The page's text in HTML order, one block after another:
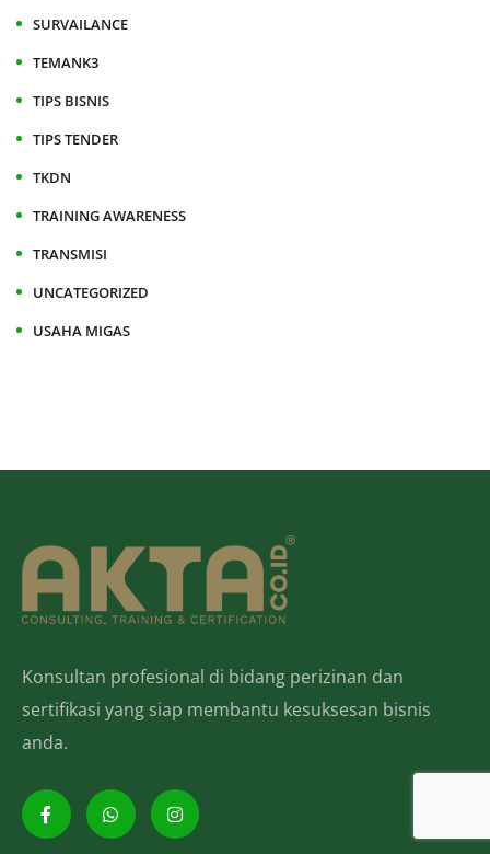
SURVAILANCE
TEMANK3
TIPS BISNIS
TIPS TENDER
TKDN
TRAINING AWARENESS
TRANSMISI
UNCATEGORIZED
USAHA MIGAS
Konsultan profesional di bidang perizinan dan
sertifikasi yang siap membantu kesuksesan bisnis
anda.